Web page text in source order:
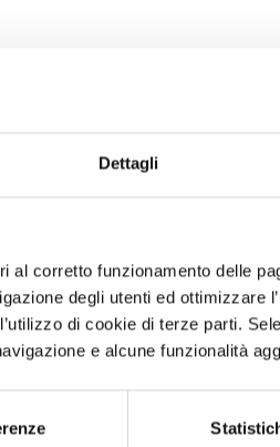
Dettagli
corretto funzionamento delle
degli utenti ed ottimizzare
di cookie di terze parti.
e alcune funzionalità
Costa Azzurra, Rhône-Alpes)
Venezia Giulia, Lazio,
e due città autonome: Ceuta